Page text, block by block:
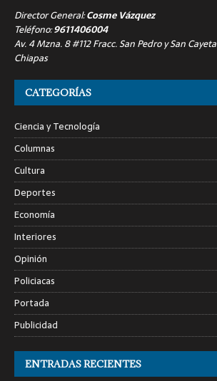
Director General:Cosme Vázquez
Teléfono:9611406004
Av. 4 Mzna. 8 #112 Fracc. San Pedro y San
Chiapas
CATEGORÍAS
Ciencia y Tecnología
Columnas
Cultura
Deportes
Economía
Interiores
Opinión
Policiacas
Portada
Publicidad
ENTRADAS RECIENTES